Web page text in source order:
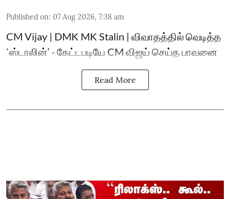
Published on: 07 Aug 2026, 7:38 am
CM Vijay | DMK MK Stalin | விவாதத்தில் வெடித்த
`ஸ்டாலின்’ - கேட்டபடியே CM விஜய் செய்த பாவனை
Read More